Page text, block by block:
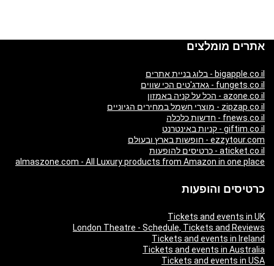
אתרים מומלצים
bigapple.co.il - בלוג בניית אתרים
fungets.co.il - גאדג'טים הכי שווים
azone.co.il - הכל על קניה באמזון
zipzap.co.il - מוצרי חשמל במחירים הגיוניים
fnews.co.il - חדשות כלכלה
giftim.co.il - קניות באינטרנט
ezzytour.com - חופשות בארץ ובעולם
aticket.co.il - כרטיסים להופעות
almaszone.com - All Luxury products from Amazon in one place
כרטיסים והופעות
Tickets and events in UK
London Theatre - Schedule, Tickets and Reviews
Tickets and events in Ireland
Tickets and events in Australia
Tickets and events in USA